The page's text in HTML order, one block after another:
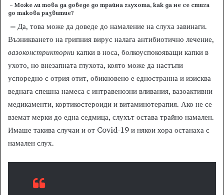
– Може ли това да доведе до трайна глухота, как да не се стига
до такова развитие?
– Да, това може да доведе до намаление на слуха завинаги.
Възникването на грипния вирус налага антибиотично лечение,
вазоконстрикторни капки в носа, болкоуспокояващи капки в
ухото, но внезапната глухота, която може да настъпи
успоредно с отрия отит, обикновено е едностранна и изисква
веднага спешна намеса с интравенозни вливания, вазоактивни
медикаменти, кортикостероиди и витаминотерапия. Ако не се
вземат мерки до една седмица, слухът остава трайно намален.
Имаше такива случаи и от Covid-19 и някои хора останаха с
намален слух.